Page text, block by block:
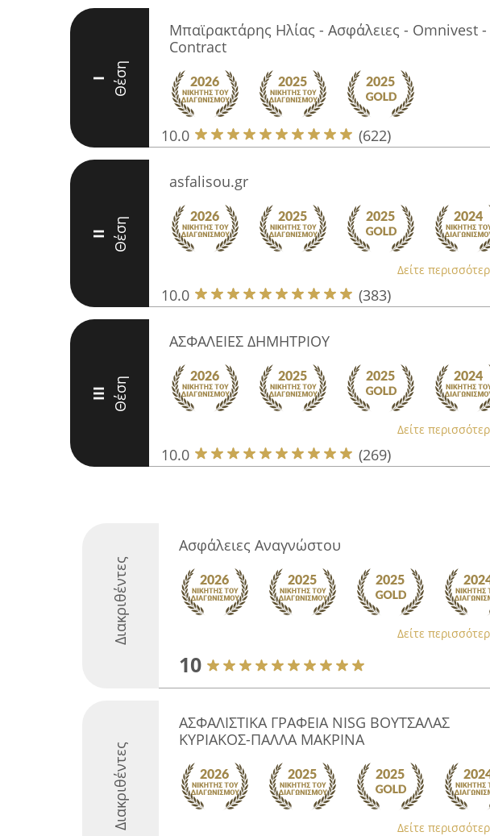
I Θέση
Μπαϊρακτάρης Ηλίας - Ασφάλειες - Omnivest -
Contract
10.0 (622)
II Θέση
asfalisou.gr
Δείτε
10.0 (383)
III Θέση
ΑΣΦΑΛΕΙΕΣ ΔΗΜΗΤΡΙΟΥ
Δείτε
10.0 (269)
Διακριθέντες
Ασφάλειες Αναγνώστου
Δείτε
10
Διακριθέντες
ΑΣΦΑΛΙΣΤΙΚΑ ΓΡΑΦΕΙΑ NISG ΒΟΥΤΣΑΛΑΣ
ΚΥΡΙΑΚΟΣ-ΠΑΛΛΑ ΜΑΚΡΙΝΑ
Δείτε